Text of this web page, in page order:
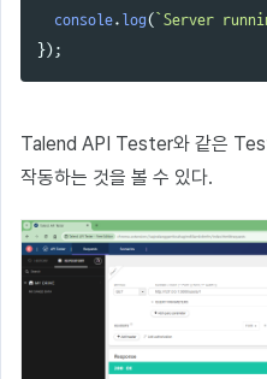
console. log( `Server
});
Talend API Tester와 같은
작동하는 것을 볼 수 있다.